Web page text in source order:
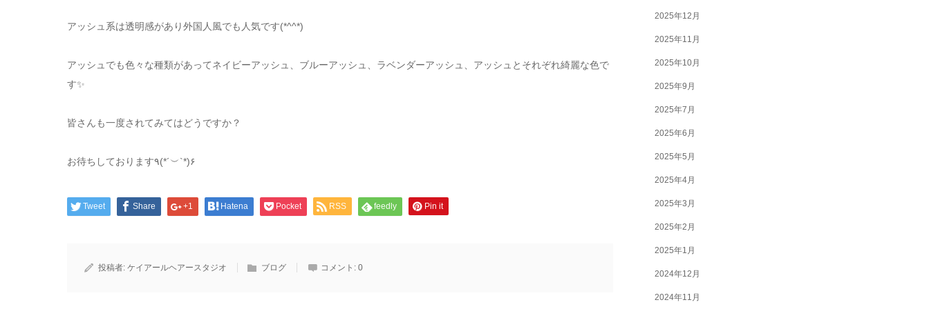
アッシュ系は透明感があり外国人風でも人気です(*^^*)
アッシュでも色々な種類があってネイビーアッシュ、ブルーアッシュ、ラベンダーアッシュ、アッシュとそれぞれ綺麗な色で
す✨
皆さんも一度されてみてはどうですか？
お待ちしております٩(*´︶`*)۶
Tweet Share +1 Hatena Pocket RSS feedly Pin it
投稿者: ケイアールヘアースタジオ ブログ コメント: 0
2025年12月
2025年11月
2025年10月
2025年9月
2025年7月
2025年6月
2025年5月
2025年4月
2025年3月
2025年2月
2025年1月
2024年12月
2024年11月